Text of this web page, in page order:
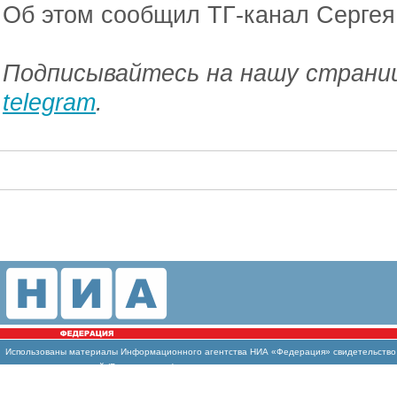
Об этом сообщил ТГ-канал
Подписывайтесь на нашу
telegram.
Использованы материалы Информационного агентства НИА «Федерация»
массовых коммуникаций (Роскомнадзор)